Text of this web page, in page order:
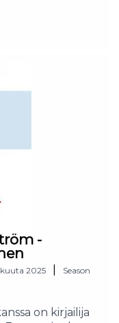
-
2025
Season
on kirjailija